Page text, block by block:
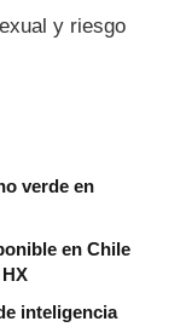
y riesgo
verde en
en Chile
inteligencia